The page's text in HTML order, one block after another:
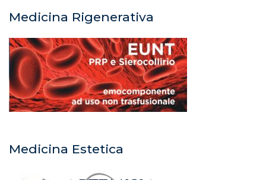
Medicina Rigenerativa
Medicina Estetica